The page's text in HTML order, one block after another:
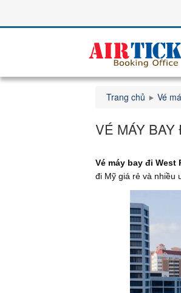
Trang chủ Vé
VÉ MÁY
Vé máy bay đi West
đi Mỹ giá rẻ và nhiều